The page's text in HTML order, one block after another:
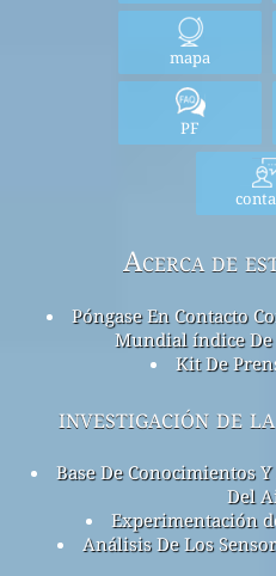
mapa
PF
Acerca de
Póngase En Contacto
Mundial índice De
Kit De
investigación de
Base De Conocimientos
Del
Experimentación
Análisis De Los